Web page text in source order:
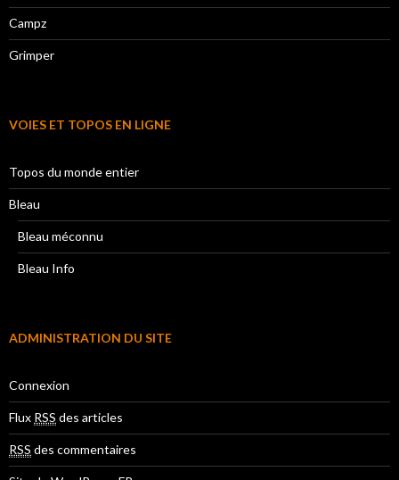
Campz
Grimper
VOIES ET TOPOS EN LIGNE
Topos du monde entier
Bleau
Bleau méconnu
Bleau Info
ADMINISTRATION DU SITE
Connexion
Flux RSS des articles
RSS des commentaires